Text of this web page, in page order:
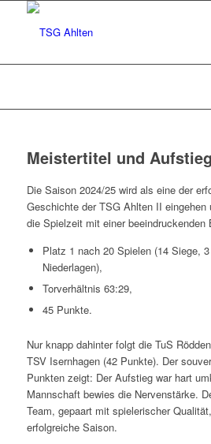
Meistertitel und
Die Saison 2024/25 wird als eine der
Geschichte der TSG Ahlten II
die Spielzeit mit einer beeindruckenden
Platz 1 nach 20 Spielen (14 Siege,
Niederlagen),
Torverhältnis 63:29,
45 Punkte.
Nur knapp dahinter folgt die TuS
TSV Isernhagen (42 Punkte). Der
Punkten zeigt: Der Aufstieg war hart
Mannschaft bewies die Nervenstärke.
Team, gepaart mit spielerischer
erfolgreiche Saison.